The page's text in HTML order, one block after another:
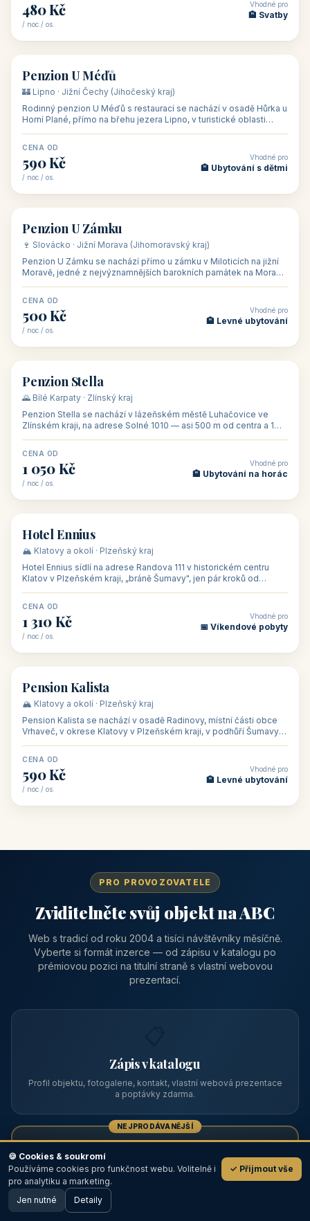
480 Kč
/ noc / os.
Vhodné pro
🏨 Svatby
🏡 penzion
Penzion U Méďů
🏰 Lipno · Jižní Čechy (Jihočeský kraj)
Rodinný penzion U Méďů s restaurací se nachází v osadě Hůrka u
Horní Plané, přímo na břehu jezera Lipno, v turistické oblasti
CENA OD
590 Kč
/ noc / os.
Vhodné pro
🏨 Ubytování s dětmi
🏡 penzion
Penzion U Zámku
🍷 Slovácko · Jižní Morava (Jihomoravský kraj)
Penzion U Zámku se nachází přímo u zámku v Miloticích na jižní
Moravě, jedné z nejvýznamnějších barokních památek na Moravě,
CENA OD
500 Kč
/ noc / os.
Vhodné pro
🏨 Levné ubytování
🏡 penzion
Penzion Stella
🌄 Bílé Karpaty · Zlínský kraj
Penzion Stella se nachází v lázeňském městě Luhačovice ve
Zlínském kraji, na adrese Solné 1010 — asi 500 m od centra a 1
CENA OD
1 050 Kč
/ noc / os.
Vhodné pro
🏨 Ubytování na horác
🏨 hotel
Hotel Ennius
🏔️ Klatovy a okolí · Plzeňský kraj
Hotel Ennius sídlí na adrese Randova 111 v historickém centru
Klatov v Plzeňském kraji, „bráně Šumavy", jen pár kroků od
CENA OD
1 310 Kč
/ noc / os.
Vhodné pro
📅 Víkendové pobyty
🏡 penzion
Pension Kalista
🏔️ Klatovy a okolí · Plzeňský kraj
Pension Kalista se nachází v osadě Radinovy, místní části obce
Vrhaveč, v okrese Klatovy v Plzeňském kraji, v podhůří Šumavy
CENA OD
590 Kč
/ noc / os.
Vhodné pro
🏨 Levné ubytování
PRO PROVOZOVATELE
Zviditelněte svůj objekt na ABC
Web s tradicí od roku 2004 a tisíci návštěvníky měsíčně.
Vyberte si formát inzerce — od zápisu v katalogu po
prémiovou pozici na titulní straně s vlastní webovou
prezentací.
Zápis v katalogu
Profil objektu, fotogalerie, kontakt, vlastní webová prezentace
a poptávky zdarma.
NEJPRODÁVANĚJŠÍ
Prémiový partner
TOP pozice na titulce, přednost ve výpisech, zlatý odznak a
💬
🖥️ Desktop verze
🍪 Cookies & soukromí
Používáme cookies pro funkčnost webu. Volitelně i
pro analytiku a marketing.
✓ Přijmout vše
Jen nutné Detaily